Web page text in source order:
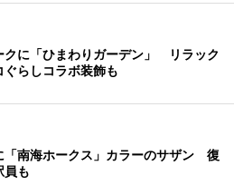
クに「ひまわりガーデン」 リラック
ぐらしコラボ装飾も
「南海ホークス」カラーのサザン 復
員も